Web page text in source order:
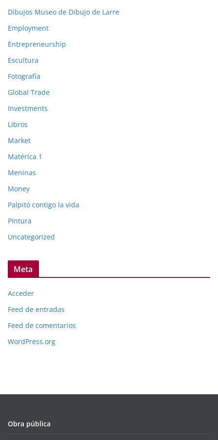
Dibujos Museo de Dibujo de Larre
Employment
Entrepreneurship
Escultura
Fotografía
Global Trade
Investments
Libros
Market
Matérica 1
Meninas
Money
Palpitó contigo la vida
Pintura
Uncategorized
Meta
Acceder
Feed de entradas
Feed de comentarios
WordPress.org
Obra pública